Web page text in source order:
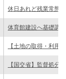
休日あれど残業常態
体育館建設へ基礎調
【土地の取得・利用
【国交省】監督処分